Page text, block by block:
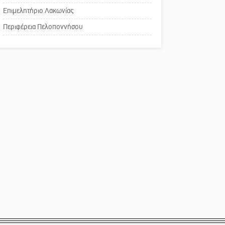
Το δικό σας σχόλιο:
Παράδειγμα κοινωνικής
Επιμελητήριο Λακωνίας
Περιφέρεια Πελοποννήσου